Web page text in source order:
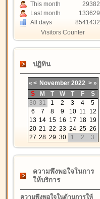
This month
29382
Last month
133629
All days
8541432
Visitors Counter
ปฏิทิน
« < November 2022 > »
S
M T W T F
S
30 31 1 2 3 4
5
6
7 8 9 10 11
12
13 14 15 16 17 18 19
20 21 22 23 24 25 26
27 28 29 30 1 2 3
ความพึงพอใจในการ
ให้บริการ
ความพึงพอใจในด้านการให้